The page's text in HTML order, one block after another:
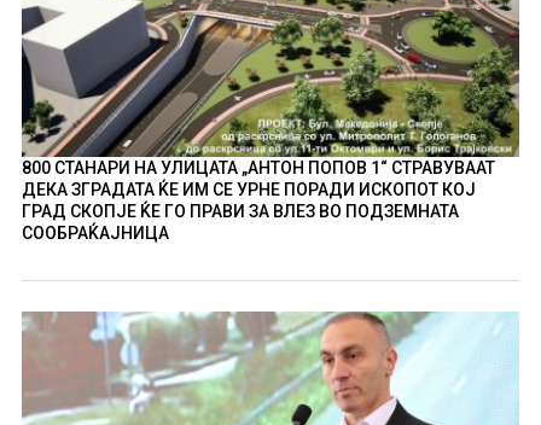
800 СТАНАРИ НА УЛИЦАТА „АНТОН ПОПОВ 1“ СТРАВУВААТ
ДЕКА ЗГРАДАТА ЌЕ ИМ СЕ УРНЕ ПОРАДИ ИСКОПОТ КОЈ
ГРАД СКОПЈЕ ЌЕ ГО ПРАВИ ЗА ВЛЕЗ ВО ПОДЗЕМНАТА
СООБРАЌАЈНИЦА